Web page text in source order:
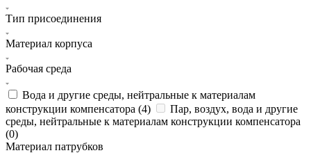
Тип присоединения
Материал корпуса
Рабочая среда
Вода и другие среды, нейтральные к материалам
конструкции компенсатора (4)
Пар, воздух, вода и другие
среды, нейтральные к материалам конструкции компенсатора
(0)
Материал патрубков